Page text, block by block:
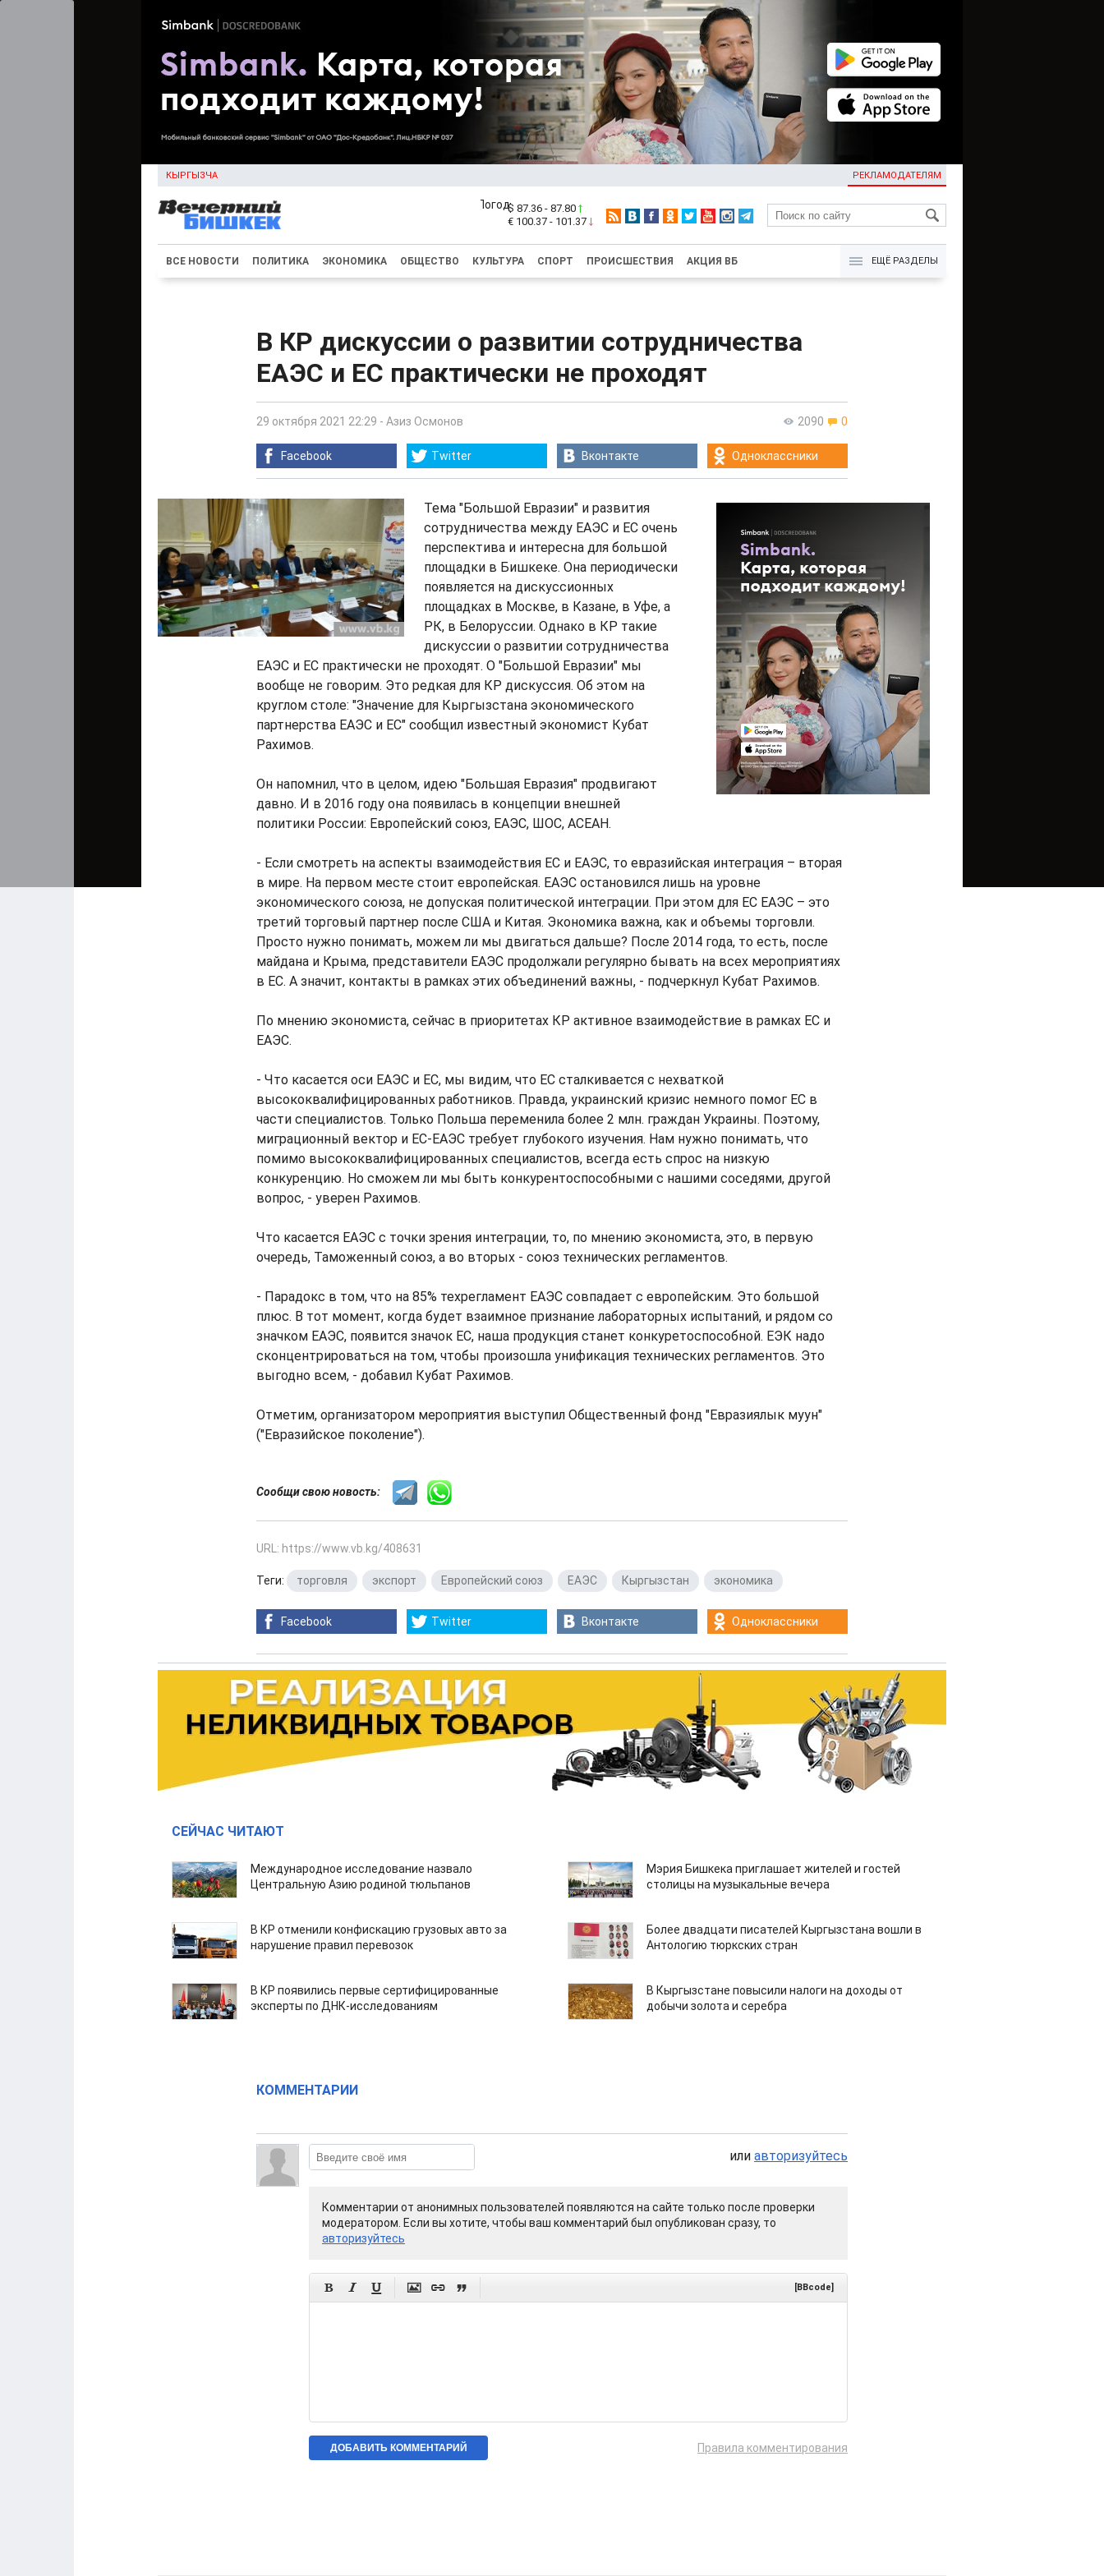
КЫРГЫЗЧА РЕКЛАМОДАТЕЛЯМ
KG
$ 87.36 - 87.80
€ 100.37 - 101.37
ВСЕ НОВОСТИ ПОЛИТИКА ЭКОНОМИКА ОБЩЕСТВО КУЛЬТУРА СПОРТ ПРОИСШЕСТВИЯ АКЦИЯ ВБ ЕЩЁ РАЗДЕЛЫ
В КР дискуссии о развитии сотрудничества
ЕАЭС и ЕС практически не проходят
2090 0
29 октября 2021 22:29 - Азиз Осмонов
Facebook Twitter Вконтакте Одноклассники
Тема "Большой Евразии" и развития
сотрудничества между ЕАЭС и ЕС очень
перспектива и интересна для большой
площадки в Бишкеке. Она периодически
появляется на дискуссионных
площадках в Москве, в Казане, в Уфе, а
РК, в Белоруссии. Однако в КР такие
дискуссии о развитии сотрудничества
ЕАЭС и ЕС практически не проходят. О "Большой Евразии" мы
вообще не говорим. Это редкая для КР дискуссия. Об этом на
круглом столе: "Значение для Кыргызстана экономического
партнерства ЕАЭС и ЕС" сообщил известный экономист Кубат
Рахимов.
Он напомнил, что в целом, идею "Большая Евразия" продвигают
давно. И в 2016 году она появилась в концепции внешней
политики России: Европейский союз, ЕАЭС, ШОС, АСЕАН.
- Если смотреть на аспекты взаимодействия ЕС и ЕАЭС, то евразийская интеграция – вторая
в мире. На первом месте стоит европейская. ЕАЭС остановился лишь на уровне
экономического союза, не допуская политической интеграции. При этом для ЕС ЕАЭС – это
третий торговый партнер после США и Китая. Экономика важна, как и объемы торговли.
Просто нужно понимать, можем ли мы двигаться дальше? После 2014 года, то есть, после
майдана и Крыма, представители ЕАЭС продолжали регулярно бывать на всех мероприятиях
в ЕС. А значит, контакты в рамках этих объединений важны, - подчеркнул Кубат Рахимов.
По мнению экономиста, сейчас в приоритетах КР активное взаимодействие в рамках ЕС и
ЕАЭС.
- Что касается оси ЕАЭС и ЕС, мы видим, что ЕС сталкивается с нехваткой
высококвалифицированных работников. Правда, украинский кризис немного помог ЕС в
части специалистов. Только Польша переменила более 2 млн. граждан Украины. Поэтому,
миграционный вектор и ЕС-ЕАЭС требует глубокого изучения. Нам нужно понимать, что
помимо высококвалифицированных специалистов, всегда есть спрос на низкую
конкуренцию. Но сможем ли мы быть конкурентоспособными с нашими соседями, другой
вопрос, - уверен Рахимов.
Что касается ЕАЭС с точки зрения интеграции, то, по мнению экономиста, это, в первую
очередь, Таможенный союз, а во вторых - союз технических регламентов.
- Парадокс в том, что на 85% техрегламент ЕАЭС совпадает с европейским. Это большой
плюс. В тот момент, когда будет взаимное признание лабораторных испытаний, и рядом со
значком ЕАЭС, появится значок ЕС, наша продукция станет конкуретоспособной. ЕЭК надо
сконцентрироваться на том, чтобы произошла унификация технических регламентов. Это
выгодно всем, - добавил Кубат Рахимов.
Отметим, организатором мероприятия выступил Общественный фонд "Евразиялык муун"
("Евразийское поколение").
Сообщи свою новость:
URL: https://www.vb.kg/408631
Теги: торговля экспорт Европейский союз ЕАЭС Кыргызстан экономика
Facebook Twitter Вконтакте Одноклассники
СЕЙЧАС ЧИТАЮТ
Международное исследование назвало
Центральную Азию родиной тюльпанов
Мэрия Бишкека приглашает жителей и гостей
столицы на музыкальные вечера
В КР отменили конфискацию грузовых авто за
нарушение правил перевозок
Более двадцати писателей Кыргызстана вошли в
Антологию тюркских стран
В КР появились первые сертифицированные
эксперты по ДНК-исследованиям
В Кыргызстане повысили налоги на доходы от
добычи золота и серебра
КОММЕНТАРИИ
или авторизуйтесь
Комментарии от анонимных пользователей появляются на сайте только после проверки
модератором. Если вы хотите, чтобы ваш комментарий был опубликован сразу, то
авторизуйтесь
      [BBcode]
Правила комментирования